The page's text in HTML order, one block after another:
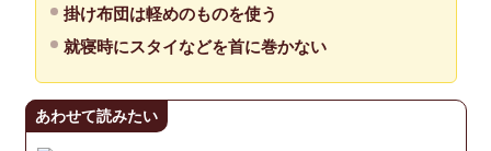
掛け布団は軽めのものを使う
就寝時にスタイなどを首に巻かない
あわせて読みたい